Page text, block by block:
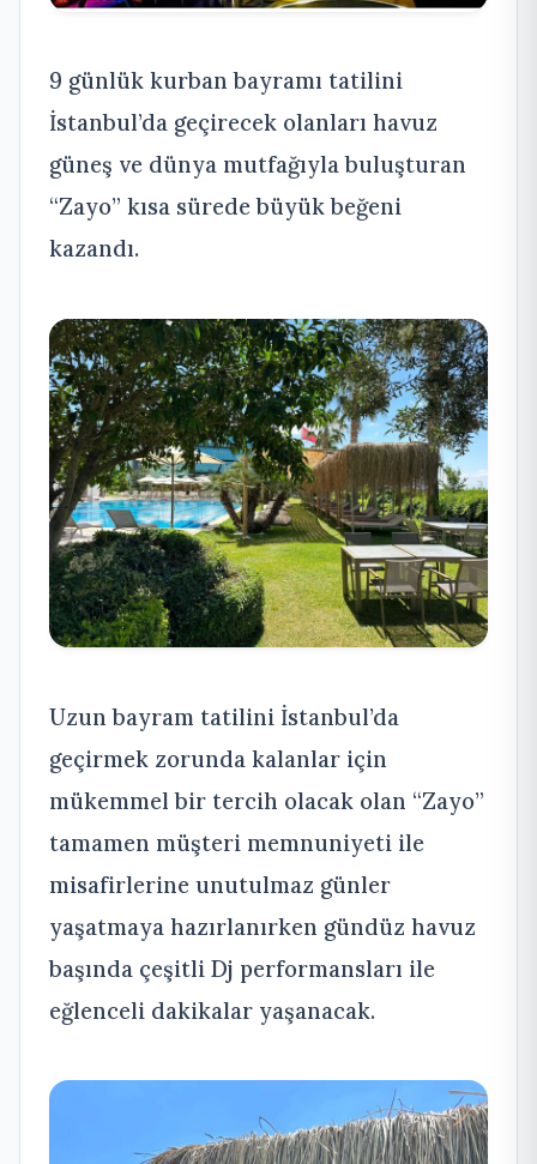
9 günlük kurban bayramı tatilini
İstanbul’da geçirecek olanları havuz
güneş ve dünya mutfağıyla buluşturan
“Zayo” kısa sürede büyük beğeni
kazandı.
Uzun bayram tatilini İstanbul’da
geçirmek zorunda kalanlar için
mükemmel bir tercih olacak olan “Zayo”
tamamen müşteri memnuniyeti ile
misafirlerine unutulmaz günler
yaşatmaya hazırlanırken gündüz havuz
başında çeşitli Dj performansları ile
eğlenceli dakikalar yaşanacak.